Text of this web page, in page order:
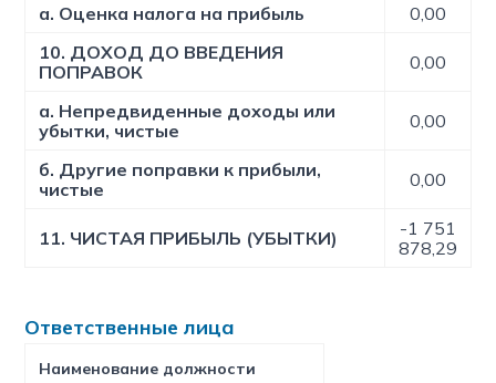
а. Оценка налога на прибыль
0,00
10. ДОХОД ДО ВВЕДЕНИЯ
ПОПРАВОК
0,00
а. Непредвиденные доходы или
убытки, чистые
0,00
б. Другие поправки к прибыли,
чистые
0,00
11. ЧИСТАЯ ПРИБЫЛЬ (УБЫТКИ)
-1 751
878,29
Ответственные лица
Наименование должности